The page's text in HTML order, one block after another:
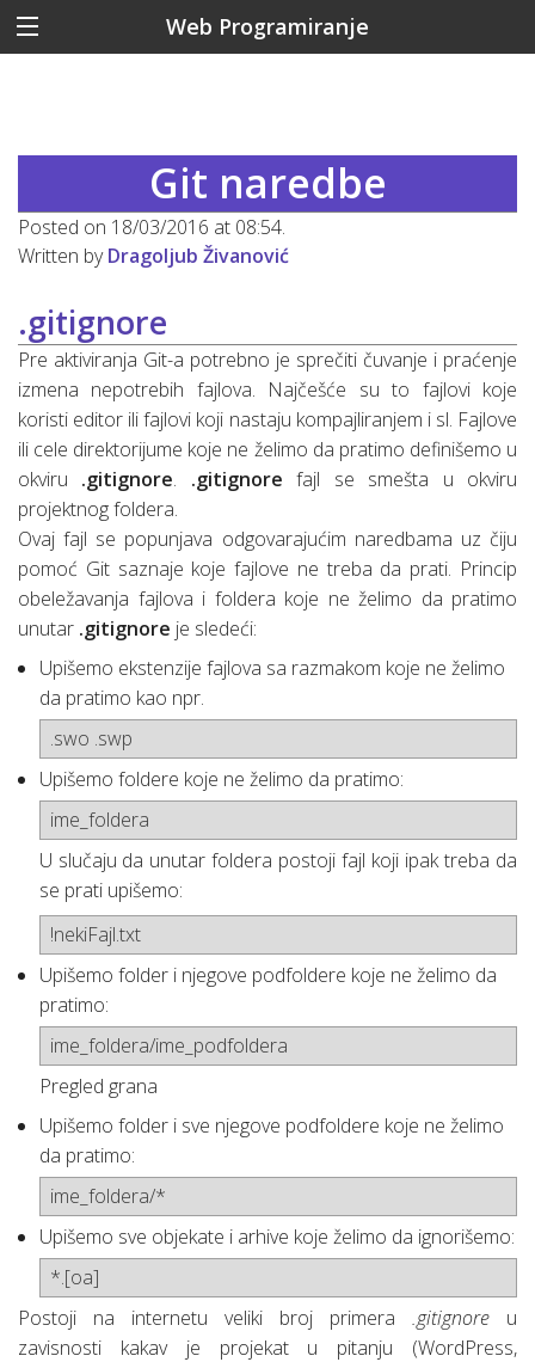
Web Programiranje
Git naredbe
Posted on 18/03/2016 at 08:54.
Written byDragoljub Živanović
.gitignore
Pre aktiviranja Git-a potrebno je sprečiti čuvanje i praćenje
izmena nepotrebih fajlova. Najčešće su to fajlovi koje
koristi editor ili fajlovi koji nastaju kompajliranjem i sl. Fajlove
ili cele direktorijume koje ne želimo da pratimo definišemo u
okviru .gitignore. .gitignore fajl se smešta u okviru
projektnog foldera.
Ovaj fajl se popunjava odgovarajućim naredbama uz čiju
pomoć Git saznaje koje fajlove ne treba da prati. Princip
obeležavanja fajlova i foldera koje ne želimo da pratimo
unutar .gitignore je sledeći:
Upišemo ekstenzije fajlova sa razmakom koje ne želimo
da pratimo kao npr.
.swo .swp
Upišemo foldere koje ne želimo da pratimo:
ime_foldera
U slučaju da unutar foldera postoji fajl koji ipak treba da
se prati upišemo:
!nekiFajl.txt
Upišemo folder i njegove podfoldere koje ne želimo da
pratimo:
ime_foldera/ime_podfoldera
Pregled grana
Upišemo folder i sve njegove podfoldere koje ne želimo
da pratimo:
ime_foldera/*
Upišemo sve objekate i arhive koje želimo da ignorišemo:
*.[oa]
Postoji na internetu veliki broj primera .gitignore u
zavisnosti kakav je projekat u pitanju (WordPress,